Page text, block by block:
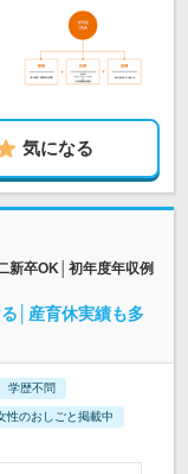
気になる
新卒OK│初年度年収例
│産育休実績も多
学歴不問
性のおしごと掲載中